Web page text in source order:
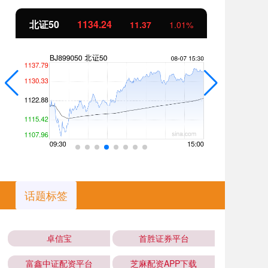
北证50 1134.24 11.37 1.01%
话题标签
卓信宝 首胜证券平台
富鑫中证配资平台 芝麻配资APP下载